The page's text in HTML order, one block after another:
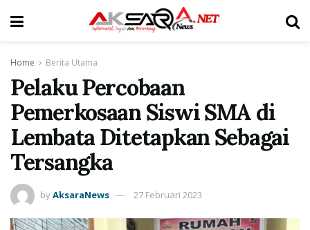
Home Berita Utama
Pelaku Percobaan
Pemerkosaan Siswi SMA di
Lembata Ditetapkan Sebagai
Tersangka
byAksaraNews 27 Februari 2023